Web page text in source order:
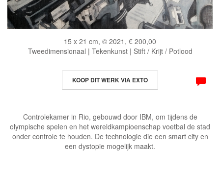
15 x 21 cm, © 2021, € 200,00
Tweedimensionaal | Tekenkunst | Stift / Krijt / Potlood
KOOP DIT WERK VIA EXTO
Controlekamer in Rio, gebouwd door IBM, om tijdens de
olympische spelen en het wereldkampioenschap voetbal de stad
onder controle te houden. De technologie die een smart city en
een dystopie mogelijk maakt.